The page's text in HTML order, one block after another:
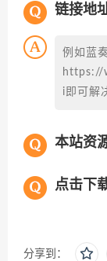
链接地
例如蓝
https://
i即可解
本站资
点击下
分享到：